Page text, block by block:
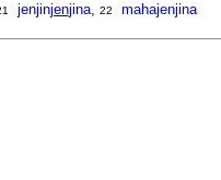
jenjinjenjina, 22 mahajenjina